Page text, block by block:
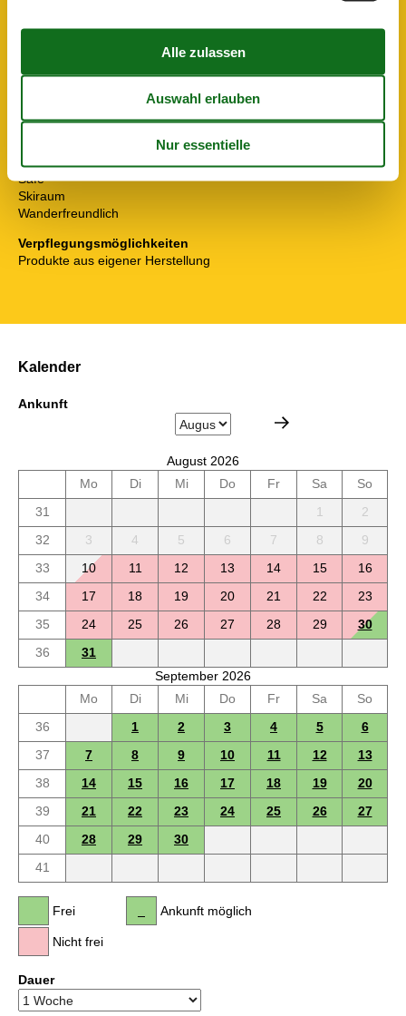
Parkplatz
Allergikerfreundlich
Grillmöglichkeit
Nichtraucherhaus
Safe
Skiraum
Wanderfreundlich
Verpflegungsmöglichkeiten
Produkte aus eigener Herstellung
Kalender
Ankunft
August 2026
Mo
Di Mi Do Fr Sa
So
31
1
2
32
3 4 5 6 7 8
9
33
10 11 12 13 14 15
16
34
17 18 19 20 21 22
23
35
24 25 26 27 28 29
30
36
31
September 2026
Mo
Di Mi Do Fr Sa
So
36
1 2 3 4 5
6
37
7 8 9 10 11 12
13
38
14 15 16 17 18 19
20
39
21 22 23 24 25 26
27
40
28 29
30
41
Frei
Nicht frei
Ankunft möglich
Dauer